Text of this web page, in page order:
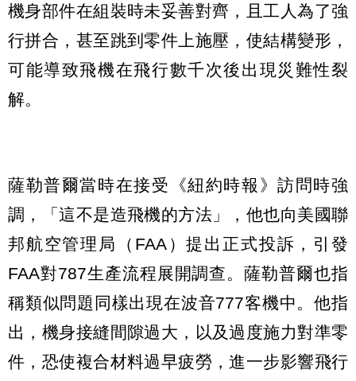
機身部件在組裝時未妥善對齊，且工人為了強
行拼合，甚至跳到零件上施壓，使結構變形，
可能導致飛機在飛行數千次後出現災難性裂
解。
薩勒普爾當時在接受《紐約時報》訪問時強
調，「這不是造飛機的方法」，他也向美國聯
邦航空管理局（FAA）提出正式投訴，引發
FAA對787生產流程展開調查。薩勒普爾也指
稱類似問題同樣出現在波音777客機中。他指
出，機身接縫間隙過大，以及過度施力對準零
件，恐使複合材料過早疲勞，進一步影響飛行